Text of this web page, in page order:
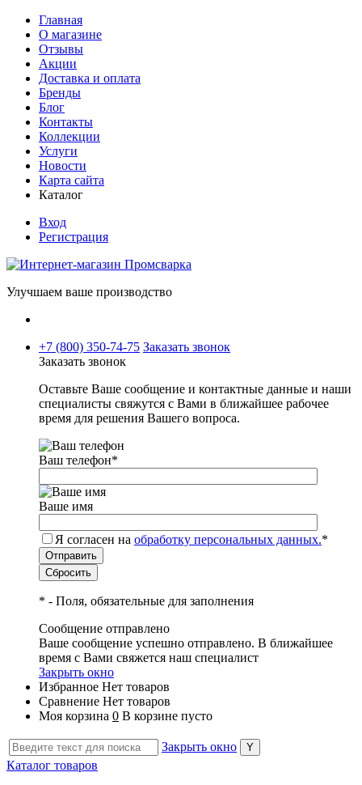
Главная
О магазине
Отзывы
Акции
Доставка и оплата
Бренды
Блог
Контакты
Коллекции
Услуги
Новости
Карта сайта
Каталог
Вход
Регистрация
Улучшаем ваше производство
+7 (800) 350-74-75 Заказать звонок
Заказать звонок
Оставьте Ваше сообщение и контактные данные и наши
специалисты свяжутся с Вами в ближайшее рабочее
время для решения Вашего вопроса.
Ваш телефон*
Ваше имя
Я согласен на обработку персональных данных.*
* - Поля, обязательные для заполнения
Сообщение отправлено
Ваше сообщение успешно отправлено. В ближайшее
время с Вами свяжется наш специалист
Закрыть окно
Избранное Нет товаров
Сравнение Нет товаров
Моя корзина 0 В корзине пусто
Закрыть окно
Каталог товаров